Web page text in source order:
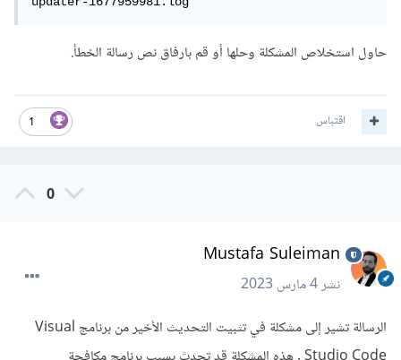
حاول استخلاص المشكلة وحلها أو قم بارفاق نص رسالة الخطأ.
1 اقتباس
0
Mustafa Suleiman
نشر4 مارس 2023
الرسالة تشير إلى مشكلة في تثبيت التحديث الأخير من برنامج Visual